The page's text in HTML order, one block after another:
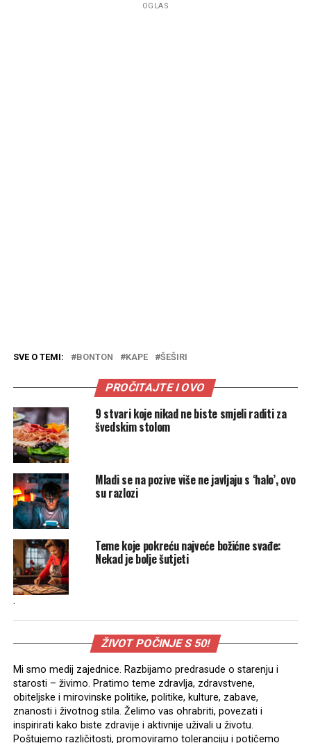
OGLAS
SVE O TEMI: BONTON KAPE ŠEŠIRI
PROČITAJTE I OVO
9 stvari koje nikad ne biste smjeli raditi za
švedskim stolom
Mladi se na pozive više ne javljaju s ‘halo’, ovo
su razlozi
Teme koje pokreću najveće božićne svađe:
Nekad je bolje šutjeti
.
ŽIVOT POČINJE S 50!
Mi smo medij zajednice. Razbijamo predrasude o starenju i
starosti – živimo. Pratimo teme zdravlja, zdravstvene,
obiteljske i mirovinske politike, politike, kulture, zabave,
znanosti i životnog stila. Želimo vas ohrabriti, povezati i
inspirirati kako biste zdravije i aktivnije uživali u životu.
Poštujemo različitosti, promoviramo toleranciju i potičemo